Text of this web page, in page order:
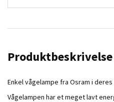
Produktbeskrivelse
Enkel vågelampe fra Osram i
Vågelampen har et meget lavt